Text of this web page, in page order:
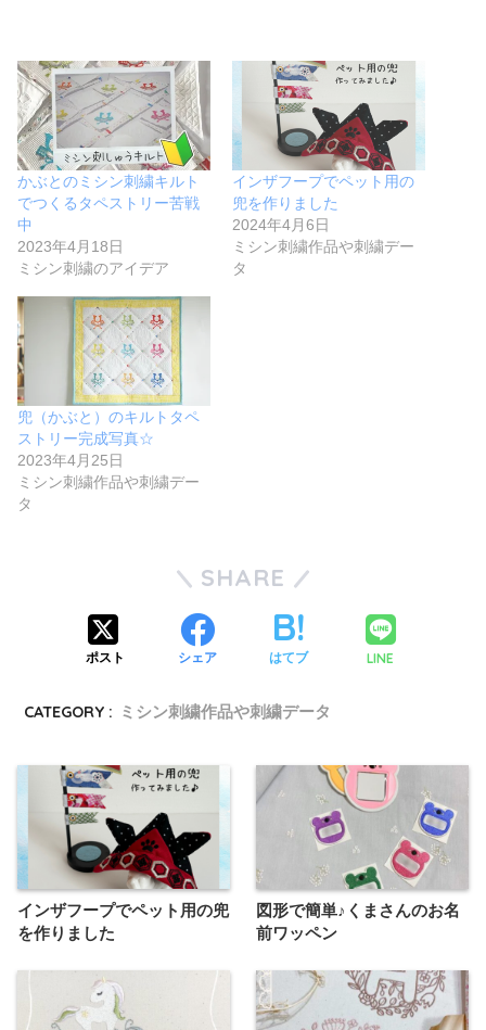
かぶとのミシン刺繍キルト
でつくるタペストリー苦戦
中
2023年4月18日
ミシン刺繍のアイデア
インザフープでペット用の
兜を作りました
2024年4月6日
ミシン刺繍作品や刺繍デー
タ
兜（かぶと）のキルトタペ
ストリー完成写真☆
2023年4月25日
ミシン刺繍作品や刺繍デー
タ
SHARE
ポスト シェア はてブ LINE
CATEGORY : ミシン刺繍作品や刺繍データ
インザフープでペット用の兜
を作りました
図形で簡単♪くまさんのお名
前ワッペン